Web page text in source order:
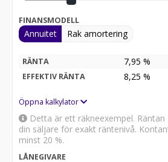
FINANSMODELL
Annuitet Rak amortering
RÄNTA 7,95 %
EFFEKTIV RÄNTA 8,25 %
Öppna kalkylator
Detta är ett räkneexempel.
din säljare för exakt räntenivå.
minst 20 %.
LÅNEGIVARE